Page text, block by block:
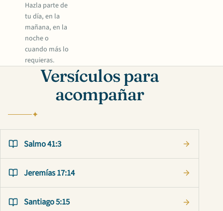
Hazla parte de
tu día, en la
mañana, en la
noche o
cuando más lo
requieras.
Versículos para
acompañar
Salmo 41:3
Jeremías 17:14
Santiago 5:15